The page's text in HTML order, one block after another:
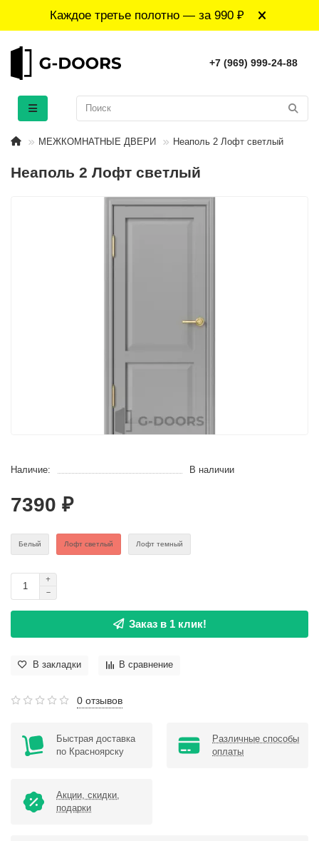
Каждое третье полотно — за 990 ₽
+7 (969) 999-24-88
МЕЖКОМНАТНЫЕ ДВЕРИ Неаполь 2 Лофт светлый
Неаполь 2 Лофт светлый
Наличие: В наличии
7390 ₽
Белый Лофт светлый Лофт темный
Заказ в 1 клик!
В закладки В сравнение
0 отзывов
Быстрая доставка
по Красноярску
Различные способы
оплаты
Акции, скидки,
подарки